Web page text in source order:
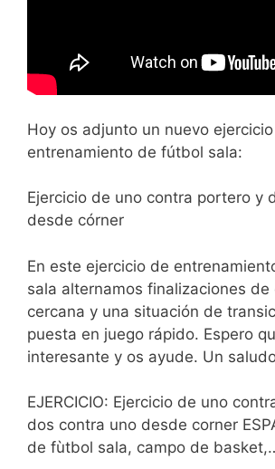
Hoy os adjunto un nuevo
entrenamiento de fútbol sala:
Ejercicio de uno contra portero y
desde córner
En este ejercicio de
sala alternamos finalizaciones de
cercana y una situación de
puesta en juego rápido. Espero
interesante y os ayude. Un
EJERCICIO: Ejercicio de uno
dos contra uno desde corner
de fùtbol sala, campo de